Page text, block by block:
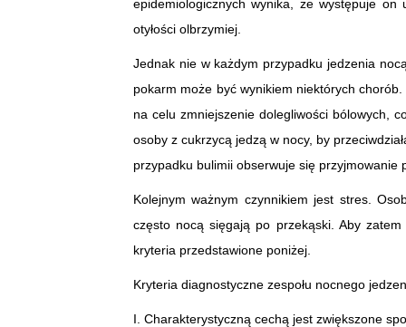
epidemiologicznych wynika, że występuje
otyłości olbrzymiej.
Jednak nie w każdym przypadku jedzenia
pokarm może być wynikiem niektórych chorób.
na celu zmniejszenie dolegliwości bólowych,
osoby z cukrzycą jedzą w nocy, by
przypadku bulimii obserwuje się
Kolejnym ważnym czynnikiem jest stres.
często nocą sięgają po przekąski. Aby
kryteria przedstawione poniżej.
Kryteria diagnostyczne zespołu nocnego
I. Charakterystyczną cechą jest zwiększone